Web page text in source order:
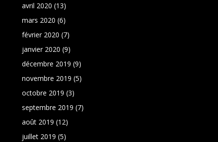
avril 2020 (13)
mars 2020 (6)
février 2020 (7)
janvier 2020 (9)
décembre 2019 (9)
novembre 2019 (5)
octobre 2019 (3)
septembre 2019 (7)
août 2019 (12)
juillet 2019 (5)